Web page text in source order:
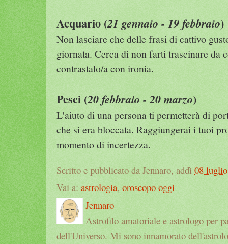
Acquario (21 gennaio - 19 febbraio)
Non lasciare che delle frasi di cattivo
giornata. Cerca di non farti trascinare da
contrastalo/a con ironia.
Pesci (20 febbraio - 20 marzo)
L'aiuto di una persona ti permetterà di
che si era bloccata. Raggiungerai i tuoi
momento di incertezza.
Scritto e pubblicato da Jennaro, addì 08 luglio
Vai a: astrologia, oroscopo oggi
Jennaro
Astrofilo amatoriale e astrologo per
dell'Universo. Mi sono innamorato